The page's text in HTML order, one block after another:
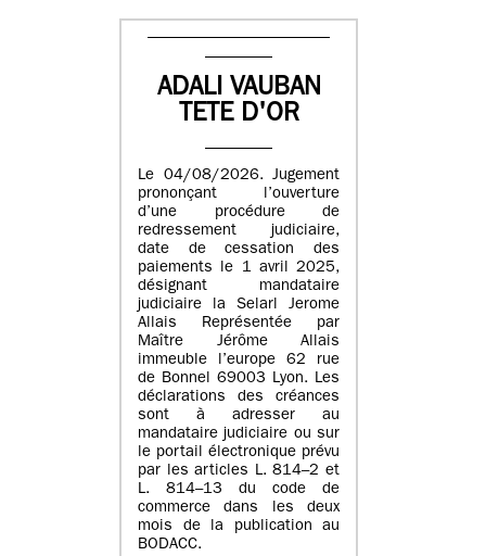
ADALI VAUBAN
TETE D'OR
Le 04/08/2026. Jugement
prononçant l’ouverture
d’une procédure de
redressement judiciaire,
date de cessation des
paiements le 1 avril 2025,
désignant mandataire
judiciaire la Selarl Jerome
Allais Représentée par
Maître Jérôme Allais
immeuble l’europe 62 rue
de Bonnel 69003 Lyon. Les
déclarations des créances
sont à adresser au
mandataire judiciaire ou sur
le portail électronique prévu
par les articles L. 814–2 et
L. 814–13 du code de
commerce dans les deux
mois de la publication au
BODACC.